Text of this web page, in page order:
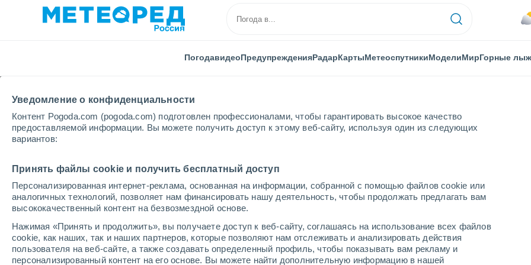
Уведомление о конфиденциальности
Контент Pogoda.com (pogoda.com) подготовлен профессионалами, чтобы гарантировать высокое качество
предоставляемой информации. Вы можете получить доступ к этому веб-сайту, используя один из следующих
вариантов:
Принять файлы cookie и получить бесплатный доступ
Персонализированная интернет-реклама, основанная на информации, собранной с помощью файлов cookie или
аналогичных технологий, позволяет нам финансировать нашу деятельность, чтобы продолжать предлагать вам
высококачественный контент на безвозмездной основе.
Нажимая «Принять и продолжить», вы получаете доступ к веб-сайту, соглашаясь на использование всех файлов
cookie, как наших, так и наших партнеров, которые позволяют нам отслеживать и анализировать действия
пользователя на веб-сайте, а также создавать определенный профиль, чтобы показывать вам рекламу и
персонализированный контент на его основе. Вы можете найти дополнительную информацию в нашей
ПогодавидеоПредупрежденияРадарКартыМетеоспутникиМоделиМирГорные
Погода в провинции Ольгина
cегодня, 6 августа Весь день символ